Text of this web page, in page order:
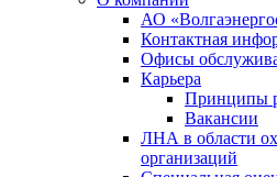
АО
Контактная
Офисы
Карьера
Принципы
Вакансии
ЛНА в области
организаций